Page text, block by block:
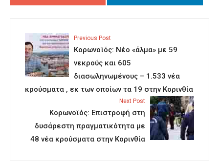
Previous Post
Κορωνοϊός: Νέο «άλμα» με 59
νεκρούς και 605
διασωληνωμένους – 1.533 νέα
κρούσματα , εκ των οποίων τα 19 στην Κορινθία
Next Post
Κορωνοϊός: Επιστροφή στη
δυσάρεστη πραγματικότητα με
48 νέα κρούσματα στην Κορινθία